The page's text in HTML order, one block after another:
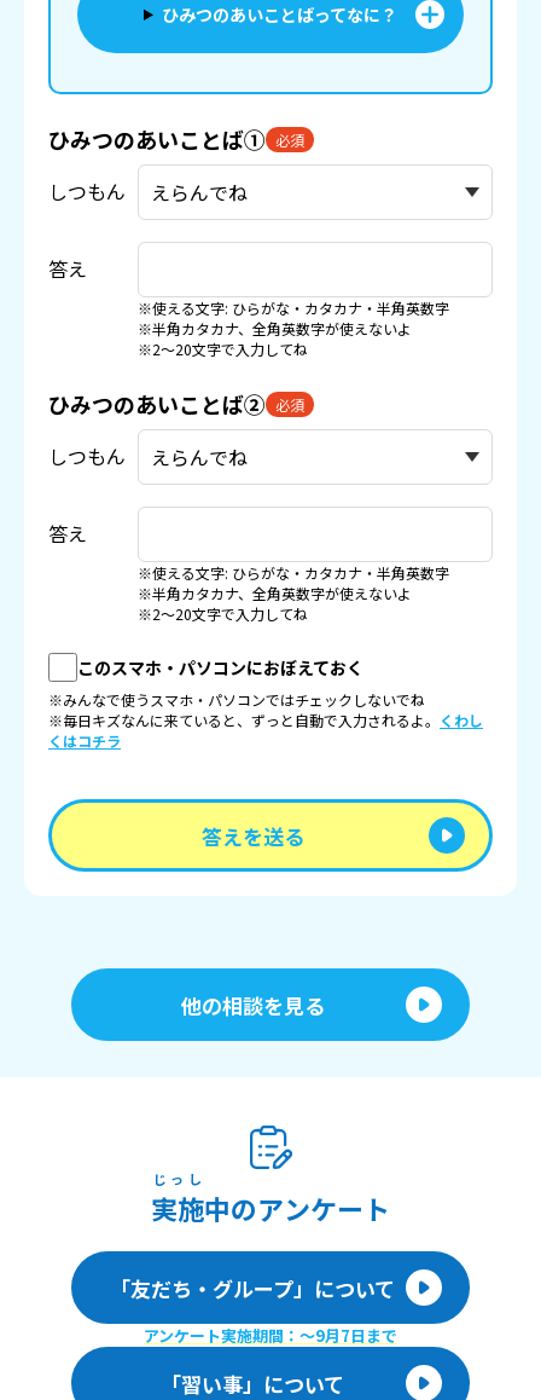
ひみつのあいことばってなに？
ひみつのあいことば① 必須
しつもん
答え
※使える文字: ひらがな・カタカナ・半角英数字
※半角カタカナ、全角英数字が使えないよ
※2〜20文字で入力してね
ひみつのあいことば② 必須
しつもん
答え
※使える文字: ひらがな・カタカナ・半角英数字
※半角カタカナ、全角英数字が使えないよ
※2〜20文字で入力してね
このスマホ・パソコンにおぼえておく
※みんなで使うスマホ・パソコンではチェックしないでね
※毎日キズなんに来ていると、ずっと自動で入力されるよ。 くわし
くはコチラ
答えを送る
他の相談を見る
実施
じっし
中のアンケート
「友だち・グループ」について
アンケート実施期間：〜9月7日まで
「習い事」について